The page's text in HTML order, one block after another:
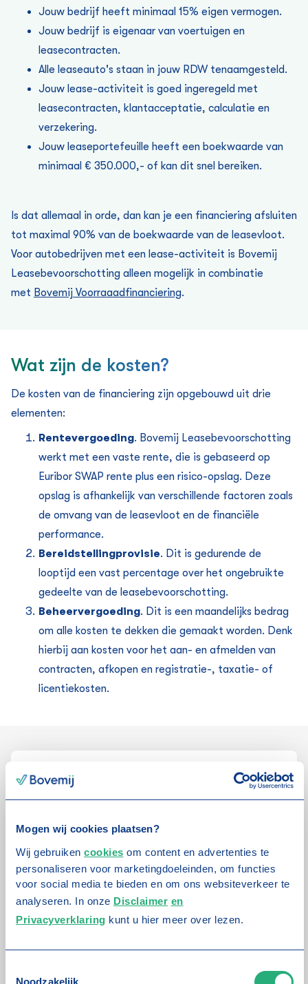
Mogen wij cookies plaatsen?
Wij gebruiken cookies om content en advertenties te
personaliseren voor marketingdoeleinden, om functies
voor social media te bieden en om ons websiteverkeer te
analyseren. In onze Disclaimer en
Privacyverklaring kunt u hier meer over lezen.
Noodzakelijk
Jouw bedrijf heeft minimaal 15% eigen vermogen.
Jouw bedrijf is eigenaar van voertuigen en
leasecontracten.
Alle leaseauto's staan in jouw RDW tenaamgesteld.
Jouw lease-activiteit is goed ingeregeld met
leasecontracten, klantacceptatie, calculatie en
verzekering.
Jouw leaseportefeuille heeft een boekwaarde van
minimaal € 350.000,- of kan dit snel bereiken.
Is dat allemaal in orde, dan kan je een financiering afsluiten
tot maximal 90% van de boekwaarde van de leasevloot.
Voor autobedrijven met een lease-activiteit is Bovemij
Leasebevoorschotting alleen mogelijk in combinatie
met Bovemij Voorraaadfinanciering.
Wat zijn de kosten?
De kosten van de financiering zijn opgebouwd uit drie
elementen:
Rentevergoeding. Bovemij Leasebevoorschotting
werkt met een vaste rente, die is gebaseerd op
Euribor SWAP rente plus een risico-opslag. Deze
opslag is afhankelijk van verschillende factoren zoals
de omvang van de leasevloot en de financiële
performance.
Bereidstellingprovisie. Dit is gedurende de
looptijd een vast percentage over het ongebruikte
gedeelte van de leasebevoorschotting.
Beheervergoeding. Dit is een maandelijks bedrag
om alle kosten te dekken die gemaakt worden. Denk
hierbij aan kosten voor het aan- en afmelden van
contracten, afkopen en registratie-, taxatie- of
licentiekosten.
Informatie of advies
Voornaam Verplicht
Achternaam Verplicht
E-mail Verplicht